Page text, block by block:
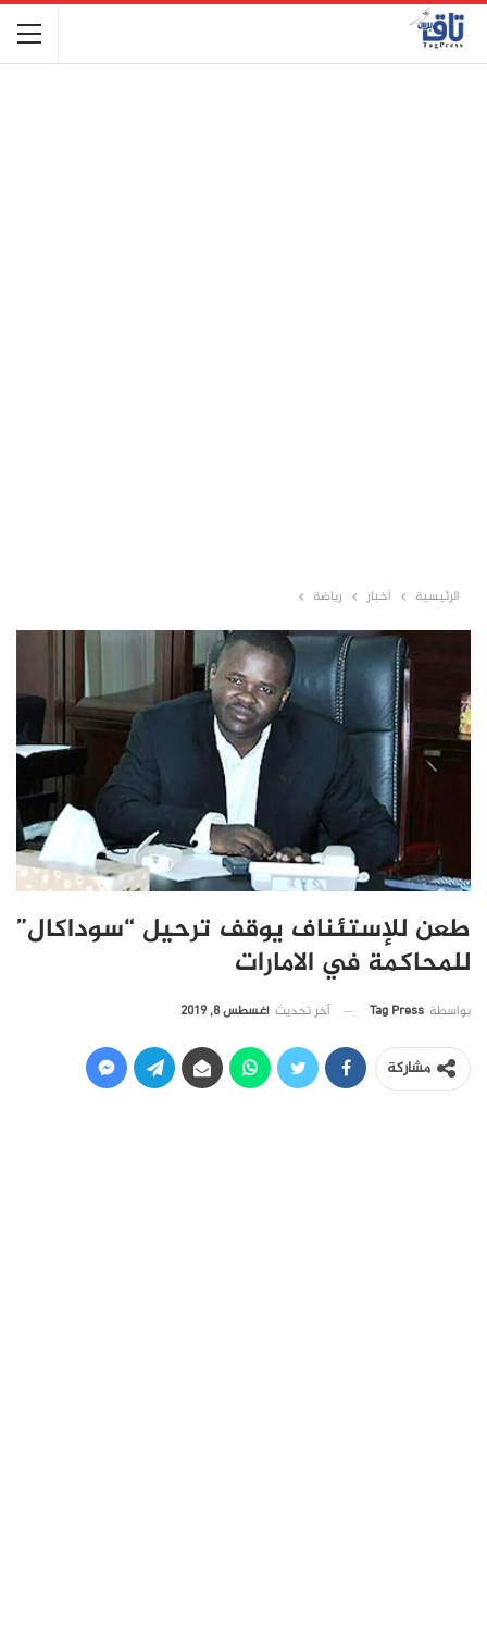
الرئيسية أخبار رياضة
طعن للإستئناف يوقف ترحيل “سوداكال”
للمحاكمة في الامارات
بواسطة Tag Press آخر تحديث أغسطس 8, 2019
مشاركة